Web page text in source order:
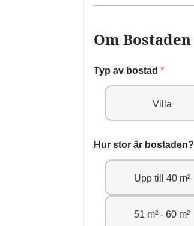
Om Bostaden
Typ av bostad *
Villa
Hur stor är bostaden?
Upp till 40 m²
51 m² - 60 m²